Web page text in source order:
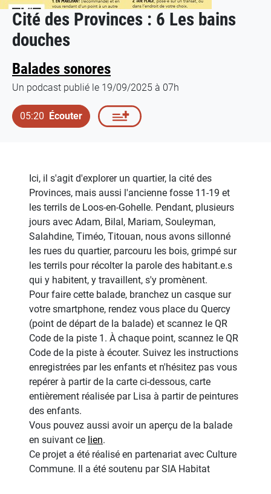
Cité des Provinces : 6 Les bains
douches
Balades sonores
Un podcast publié le 19/09/2025 à 07h
05:20 Écouter
Ici, il s'agit d'explorer un quartier, la cité des
Provinces, mais aussi l'ancienne fosse 11-19 et
les terrils de Loos-en-Gohelle. Pendant, plusieurs
jours avec Adam, Bilal, Mariam, Souleyman,
Salahdine, Timéo, Titouan, nous avons sillonné
les rues du quartier, parcouru les bois, grimpé sur
les terrils pour récolter la parole des habitant.e.s
qui y habitent, y travaillent, s'y promènent.
Pour faire cette balade, branchez un casque sur
votre smartphone, rendez vous place du Quercy
(point de départ de la balade) et scannez le QR
Code de la piste 1. À chaque point, scannez le QR
Code de la piste à écouter. Suivez les instructions
enregistrées par les enfants et n'hésitez pas vous
repérer à partir de la carte ci-dessous, carte
entièrement réalisée par Lisa à partir de peintures
des enfants.
Vous pouvez aussi avoir un aperçu de la balade
en suivant ce lien.
Ce projet a été réalisé en partenariat avec Culture
Commune. Il a été soutenu par SIA Habitat